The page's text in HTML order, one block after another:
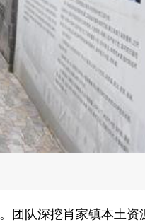
团队深挖肖家镇本土资